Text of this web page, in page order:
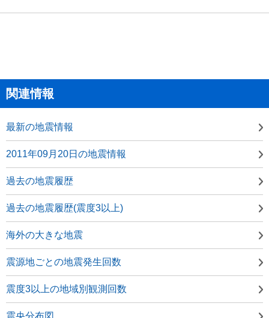
関連情報
最新の地震情報
2011年09月20日の地震情報
過去の地震履歴
過去の地震履歴(震度3以上)
海外の大きな地震
震源地ごとの地震発生回数
震度3以上の地域別観測回数
震央分布図